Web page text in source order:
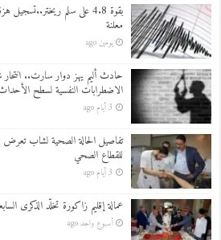
بقوة 4.8 على سلم
معلنة
يومين ago
حادث أليم يهز دوار سارت..
الاضطرابات النفسية لسطح
3 أيام ago
تفاصيل الحالة الصحية لشاب
للقطاع الصحي
3 أيام ago
عمالة إقليم زاكورة تخلّد الذكرى
أسبوع واحد ago